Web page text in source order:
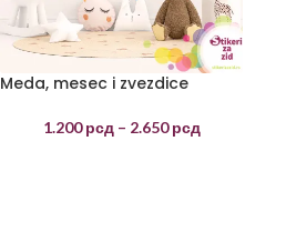
Meda, mesec i zvezdice
1.200рсд – 2.650рсд